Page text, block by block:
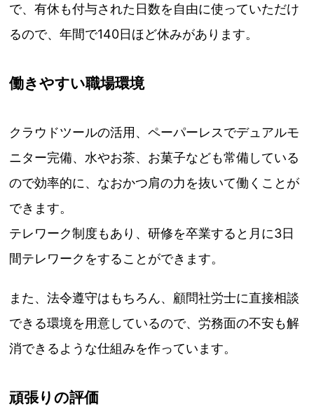
で、有休も付与された日数を自由に使っていただけ
るので、年間で140日ほど休みがあります。
働きやすい職場環境
クラウドツールの活用、ペーパーレスでデュアルモ
ニター完備、水やお茶、お菓子なども常備している
ので効率的に、なおかつ肩の力を抜いて働くことが
できます。
テレワーク制度もあり、研修を卒業すると月に3日
間テレワークをすることができます。
また、法令遵守はもちろん、顧問社労士に直接相談
できる環境を用意しているので、労務面の不安も解
消できるような仕組みを作っています。
頑張りの評価